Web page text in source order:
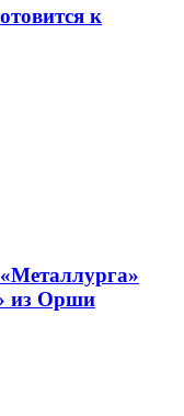
к
из Орши